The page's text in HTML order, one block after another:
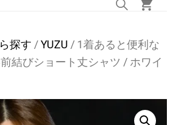
探す /YUZU / 1着あると便利な
結びショート丈シャツ / ホワイ